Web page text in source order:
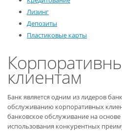
Лизинг
Депозиты
Пластиковые карты
клиентам
Банк является одним из лидеров
обслуживанию корпоративных
банковское обслуживание на
использования конкурентных